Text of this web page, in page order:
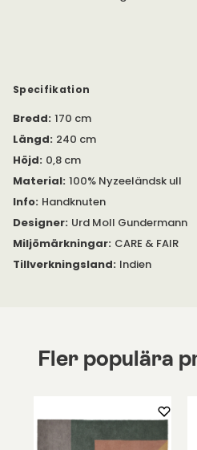
och hållbarhet. Mattan Diffused
kan uppstå som ett resultat av
Storleksvariation +/- 3%.
Alla mattor från Linie Design är
Specifikation
Bredd: 170 cm
Längd: 240 cm
Höjd: 0,8 cm
Material: 100% Nyzeeländsk ull
Info: Handknuten
Designer: Urd Moll Gundermann
Miljömärkningar: CARE & FAIR
Tillverkningsland: Indien
Fler populära